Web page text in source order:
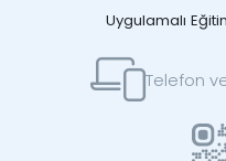
Uygulamalı
Telefon